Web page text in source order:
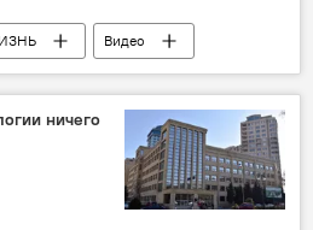
Видео
Бразилия
ничего